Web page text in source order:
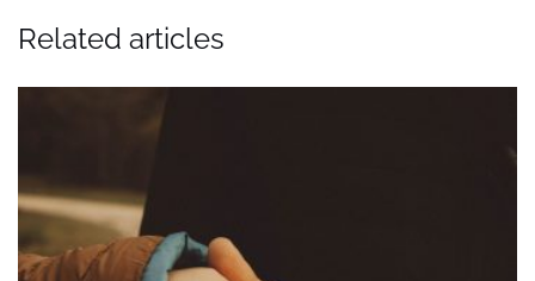
Related articles